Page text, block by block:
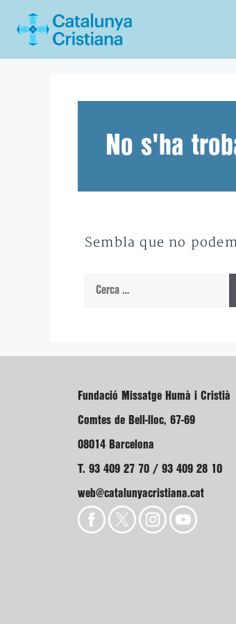
No s'ha
Sembla que no
Cerca:
Fundació Missatge Humà i Cristià
Comtes de Bell-lloc, 67-69
08014 Barcelona
T. 93 409 27 70 / 93 409 28 10
web@catalunyacristiana.cat